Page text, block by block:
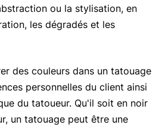
ou la stylisation, en
les dégradés et les
des couleurs dans un tatouage
personnelles du client ainsi
du tatoueur. Qu'il soit en noir
un tatouage peut être une